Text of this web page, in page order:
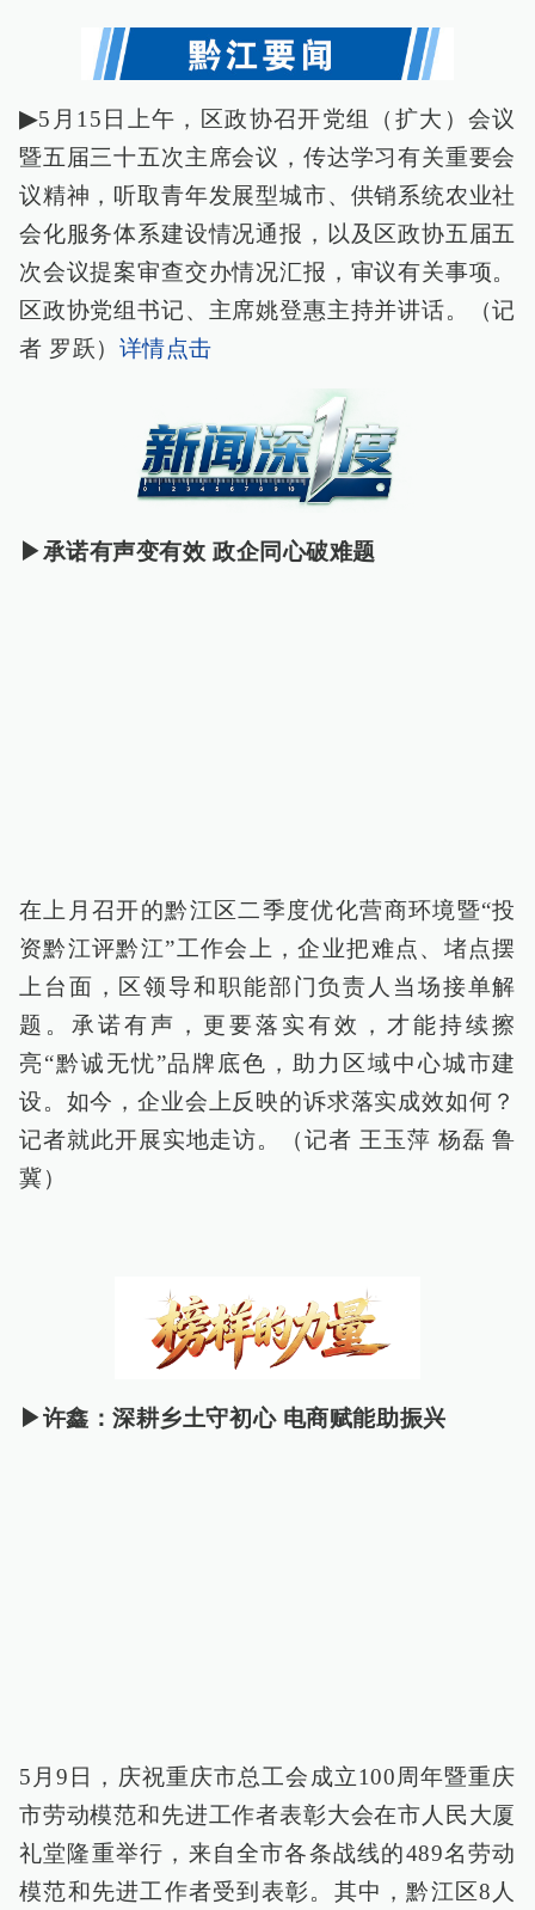
▶5月15日上午，区政协召开党组（扩大）会议
暨五届三十五次主席会议，传达学习有关重要会
议精神，听取青年发展型城市、供销系统农业社
会化服务体系建设情况通报，以及区政协五届五
次会议提案审查交办情况汇报，审议有关事项。
区政协党组书记、主席姚登惠主持并讲话。（记
者 罗跃） 详情点击
▶承诺有声变有效 政企同心破难题
在上月召开的黔江区二季度优化营商环境暨“投
资黔江评黔江”工作会上，企业把难点、堵点摆
上台面，区领导和职能部门负责人当场接单解
题。承诺有声，更要落实有效，才能持续擦
亮“黔诚无忧”品牌底色，助力区域中心城市建
设。如今，企业会上反映的诉求落实成效如何？
记者就此开展实地走访。（记者 王玉萍 杨磊 鲁
冀）
▶许鑫：深耕乡土守初心 电商赋能助振兴
5月9日，庆祝重庆市总工会成立100周年暨重庆
市劳动模范和先进工作者表彰大会在市人民大厦
礼堂隆重举行，来自全市各条战线的489名劳动
模范和先进工作者受到表彰。其中，黔江区8人